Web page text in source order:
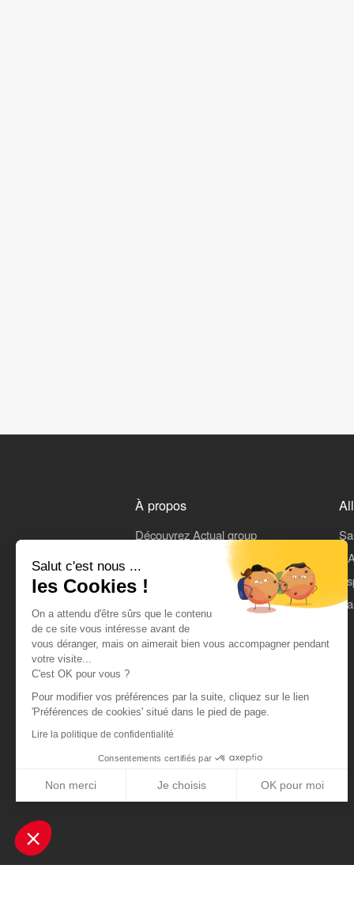
Salut c'est nous ...
les Cookies !
On a attendu d'être sûrs que le contenu
de ce site vous intéresse avant de
vous déranger, mais on aimerait bien vous accompagner pendant
votre visite...
C'est OK pour vous ?
Pour modifier vos préférences par la suite, cliquez sur le lien
'Préférences de cookies' situé dans le pied de page.
Lire la politique de confidentialité
Consentements certifiés par
Non merci Je choisis OK pour moi
Notre plateforme vous permet d'adapter et de gérer vos
À propos
Découvrez Actual group
On parle de nous
CGU
Données personnelles